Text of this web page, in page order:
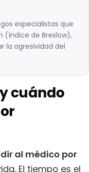
especialistas que
(índice de Breslow),
la agresividad del
cuándo
al médico por
El tiempo es el